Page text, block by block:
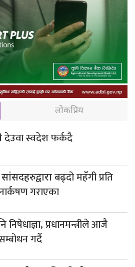
लोकप्रिय
देउवा स्वदेश फर्कदै
सांसदहरुद्वाराबढ्दो महँगी प्रति
गराएका
निषेधाज्ञा, प्रधानमन्त्रीले आजै
गर्दै